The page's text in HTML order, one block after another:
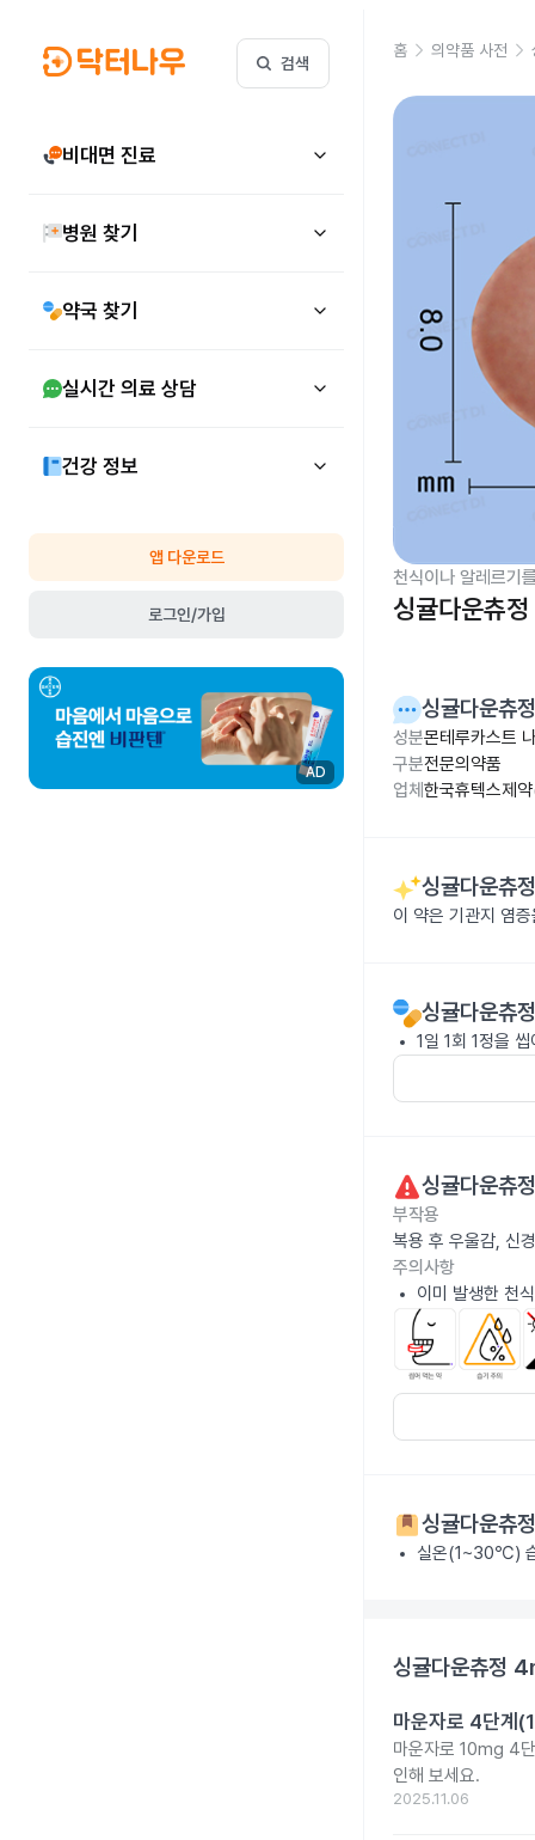
검색
비대면 진료
병원 찾기
약국 찾기
실시간 의료 상담
건강 정보
앱 다운로드
로그인/가입
AD
홈 의약품 사전
천식이나 알레르기
싱귤다운츄
싱귤다운츄
성분몬테루카스트
구분전문의약품
업체 한국휴텍스제
싱귤다운츄
이 약은 기관지 염
싱귤다운츄
1일 1회 1정을
싱귤다운츄
부작용
복용 후 우울감, 신
주의사항
이미 발생한 천
싱귤다운츄
실온(1~30℃)
싱귤다운츄정
마운자로 4단계
마운자로 10mg 4
인해 보세요.
2025.11.06